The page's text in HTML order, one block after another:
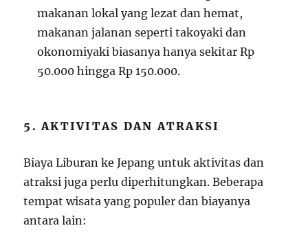
makanan lokal yang lezat dan hemat,
makanan jalanan seperti takoyaki dan
okonomiyaki biasanya hanya sekitar Rp
50.000 hingga Rp 150.000.
5. AKTIVITAS DAN ATRAKSI
Biaya Liburan ke Jepang untuk aktivitas dan
atraksi juga perlu diperhitungkan. Beberapa
tempat wisata yang populer dan biayanya
antara lain: